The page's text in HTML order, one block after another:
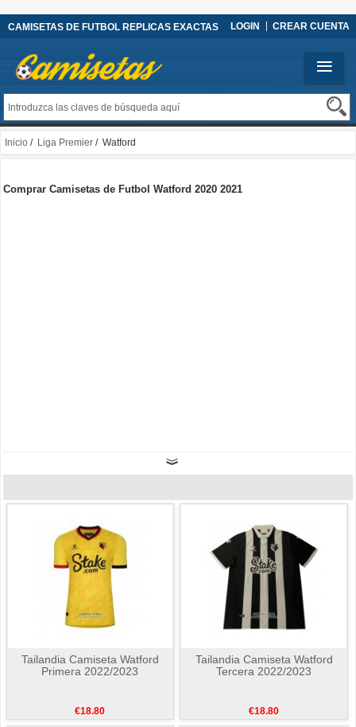
CAMISETAS DE FUTBOL REPLICAS EXACTAS LOGIN CREAR CUENTA
Inicio / Liga Premier / Watford
Comprar Camisetas de Futbol Watford 2020 2021
Tailandia Camiseta Watford
Primera 2022/2023
€18.80
Tailandia Camiseta Watford
Tercera 2022/2023
€18.80